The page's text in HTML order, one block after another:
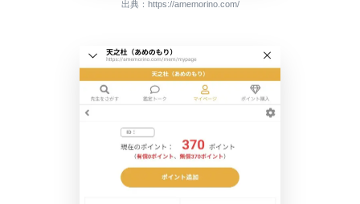
出典：https://amemorino.com/